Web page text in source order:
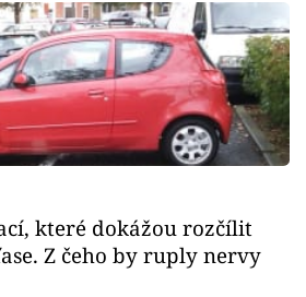
které dokážou rozčílit
Z čeho by ruply nervy